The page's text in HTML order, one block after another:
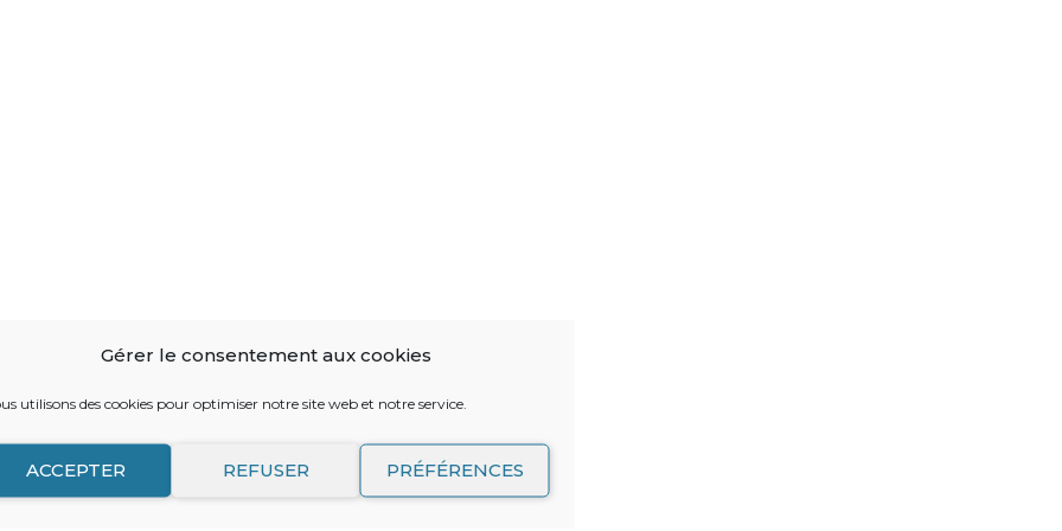
Gérer le consentement aux cookies
utilisons des cookies pour optimiser notre site web et notre service.
ACCEPTER REFUSER PRÉFÉRENCES